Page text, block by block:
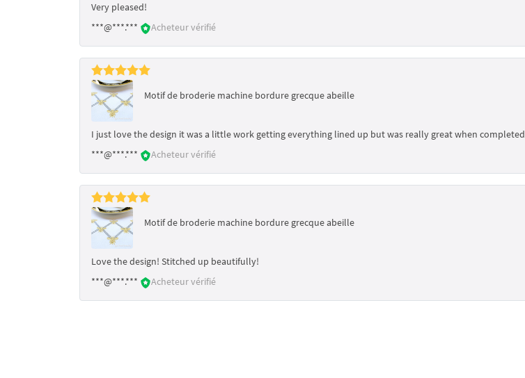
Very pleased!
***@***.***
Acheteur vérifié
Motif de broderie machine bordure grecque abeille
I just love the design it was a little work getting everything lined up but was really great when completed
***@***.***
Acheteur vérifié
Motif de broderie machine bordure grecque abeille
Love the design! Stitched up beautifully!
***@***.***
Acheteur vérifié